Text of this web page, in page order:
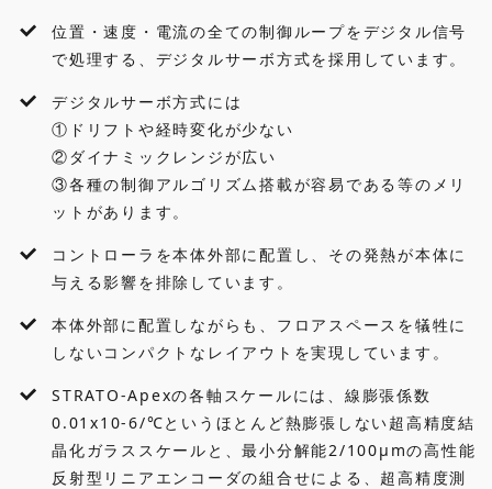
よくあるご質問
位置・速度・電流の全ての制御ループをデジタル信号
で処理する、デジタルサーボ方式を採用しています。
デジタルサーボ方式には
①ドリフトや経時変化が少ない
②ダイナミックレンジが広い
③各種の制御アルゴリズム搭載が容易である等のメリ
ットがあります。
コントローラを本体外部に配置し、その発熱が本体に
与える影響を排除しています。
本体外部に配置しながらも、フロアスペースを犠牲に
しないコンパクトなレイアウトを実現しています。
STRATO-Apexの各軸スケールには、線膨張係数
0.01x10-6/℃というほとんど熱膨張しない超高精度結
晶化ガラススケールと、最小分解能2/100μmの高性能
反射型リニアエンコーダの組合せによる、超高精度測